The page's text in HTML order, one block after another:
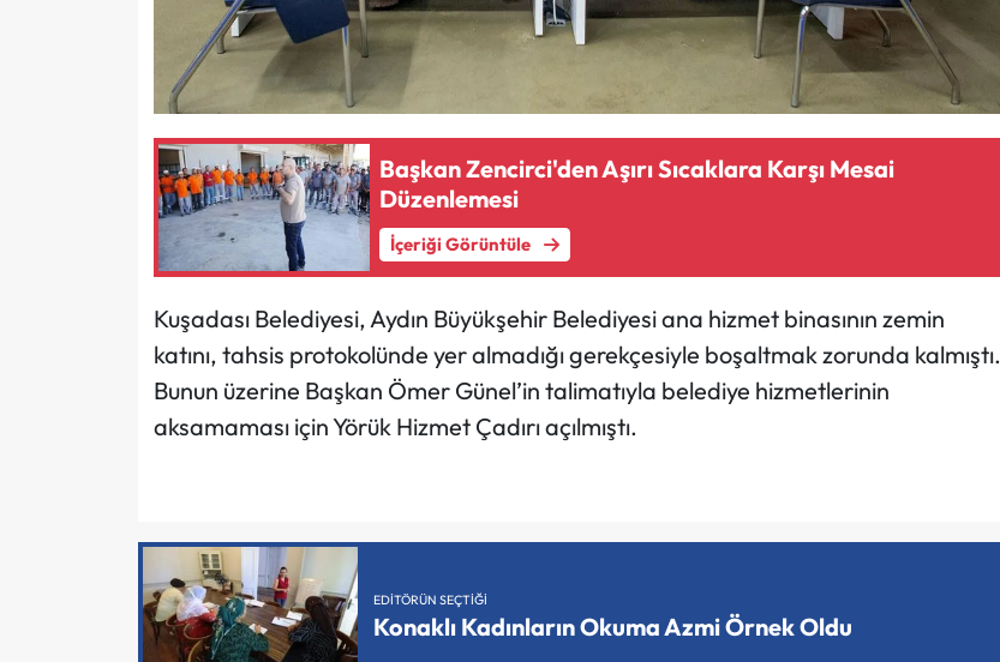
Başkan Zencirci'den Aşırı Sıcaklara Karşı Mesai
Düzenlemesi
İçeriği Görüntüle
Kuşadası Belediyesi, Aydın Büyükşehir Belediyesi ana hizmet binasının zemin
katını, tahsis protokolünde yer almadığı gerekçesiyle boşaltmak zorunda kalmıştı.
Bunun üzerine Başkan Ömer Günel’in talimatıyla belediye hizmetlerinin
aksamaması için Yörük Hizmet Çadırı açılmıştı.
EDITÖRÜN SEÇTIĞI
Konaklı Kadınların Okuma Azmi Örnek Oldu